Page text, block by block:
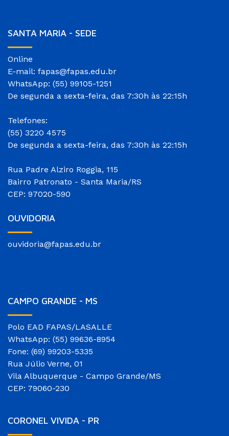
SANTA MARIA - SEDE
Online
E-mail: fapas@fapas.edu.br
WhatsApp: (55) 99105-1251
De segunda a sexta-feira, das 7:30h às 22:15h
Telefones:
(55) 3220 4575
De segunda a sexta-feira, das 7:30h às 22:15h
Rua Padre Alziro Roggia, 115
Bairro Patronato - Santa Maria/RS
CEP: 97020-590
OUVIDORIA
ouvidoria@fapas.edu.br
CAMPO GRANDE - MS
Polo EAD FAPAS/LASALLE
WhatsApp: (55) 99636-8954
Fone: (69) 99203-5335
Rua Júlio Verne, 01
Vila Albuquerque - Campo Grande/MS
CEP: 79060-230
CORONEL VIVIDA - PR